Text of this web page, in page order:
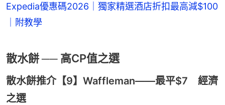
Expedia優惠碼2026｜獨家精選酒店折扣最高減$100
｜附教學
散水餅 ── 高CP值之選
散水餅推介【9】Waffleman——最平$7 經濟
之選